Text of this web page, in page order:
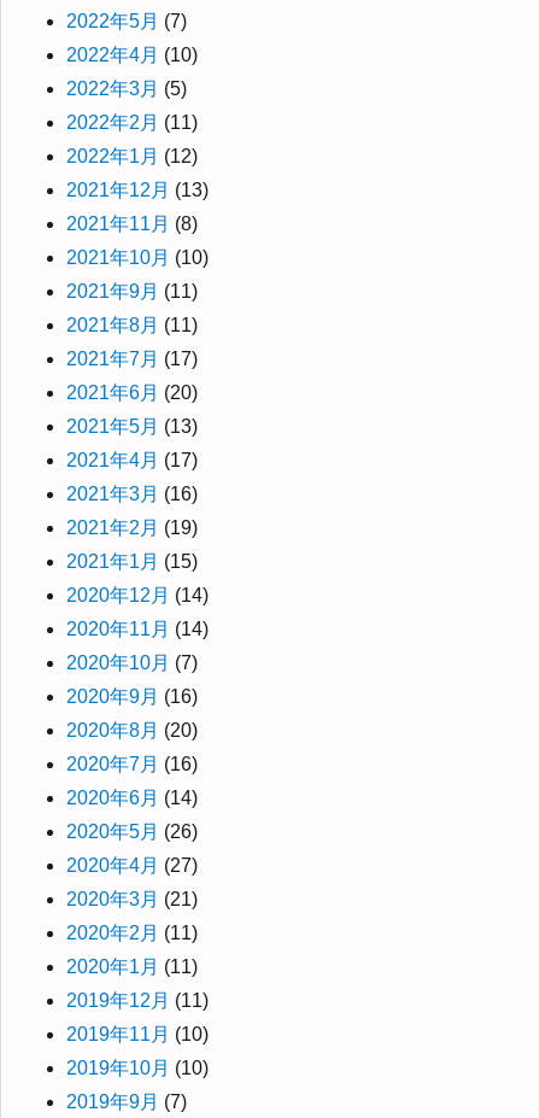
2022年5月 (7)
2022年4月 (10)
2022年3月 (5)
2022年2月 (11)
2022年1月 (12)
2021年12月 (13)
2021年11月 (8)
2021年10月 (10)
2021年9月 (11)
2021年8月 (11)
2021年7月 (17)
2021年6月 (20)
2021年5月 (13)
2021年4月 (17)
2021年3月 (16)
2021年2月 (19)
2021年1月 (15)
2020年12月 (14)
2020年11月 (14)
2020年10月 (7)
2020年9月 (16)
2020年8月 (20)
2020年7月 (16)
2020年6月 (14)
2020年5月 (26)
2020年4月 (27)
2020年3月 (21)
2020年2月 (11)
2020年1月 (11)
2019年12月 (11)
2019年11月 (10)
2019年10月 (10)
2019年9月 (7)